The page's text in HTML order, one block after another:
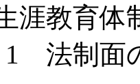
体制
整備